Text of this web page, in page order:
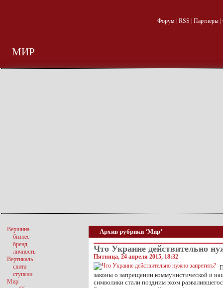
Форум| RSS Партнеры|
МИР
Архив рубрики ‘Мир’
Что Украине действительно
Пятница, 24 апреля 2015, 18:32
законы о запрещении коммунистической и
символики стали поздним эхом
Вершина
бизнес
бренд
личность
Вертикаль
свита
ступени
Мир